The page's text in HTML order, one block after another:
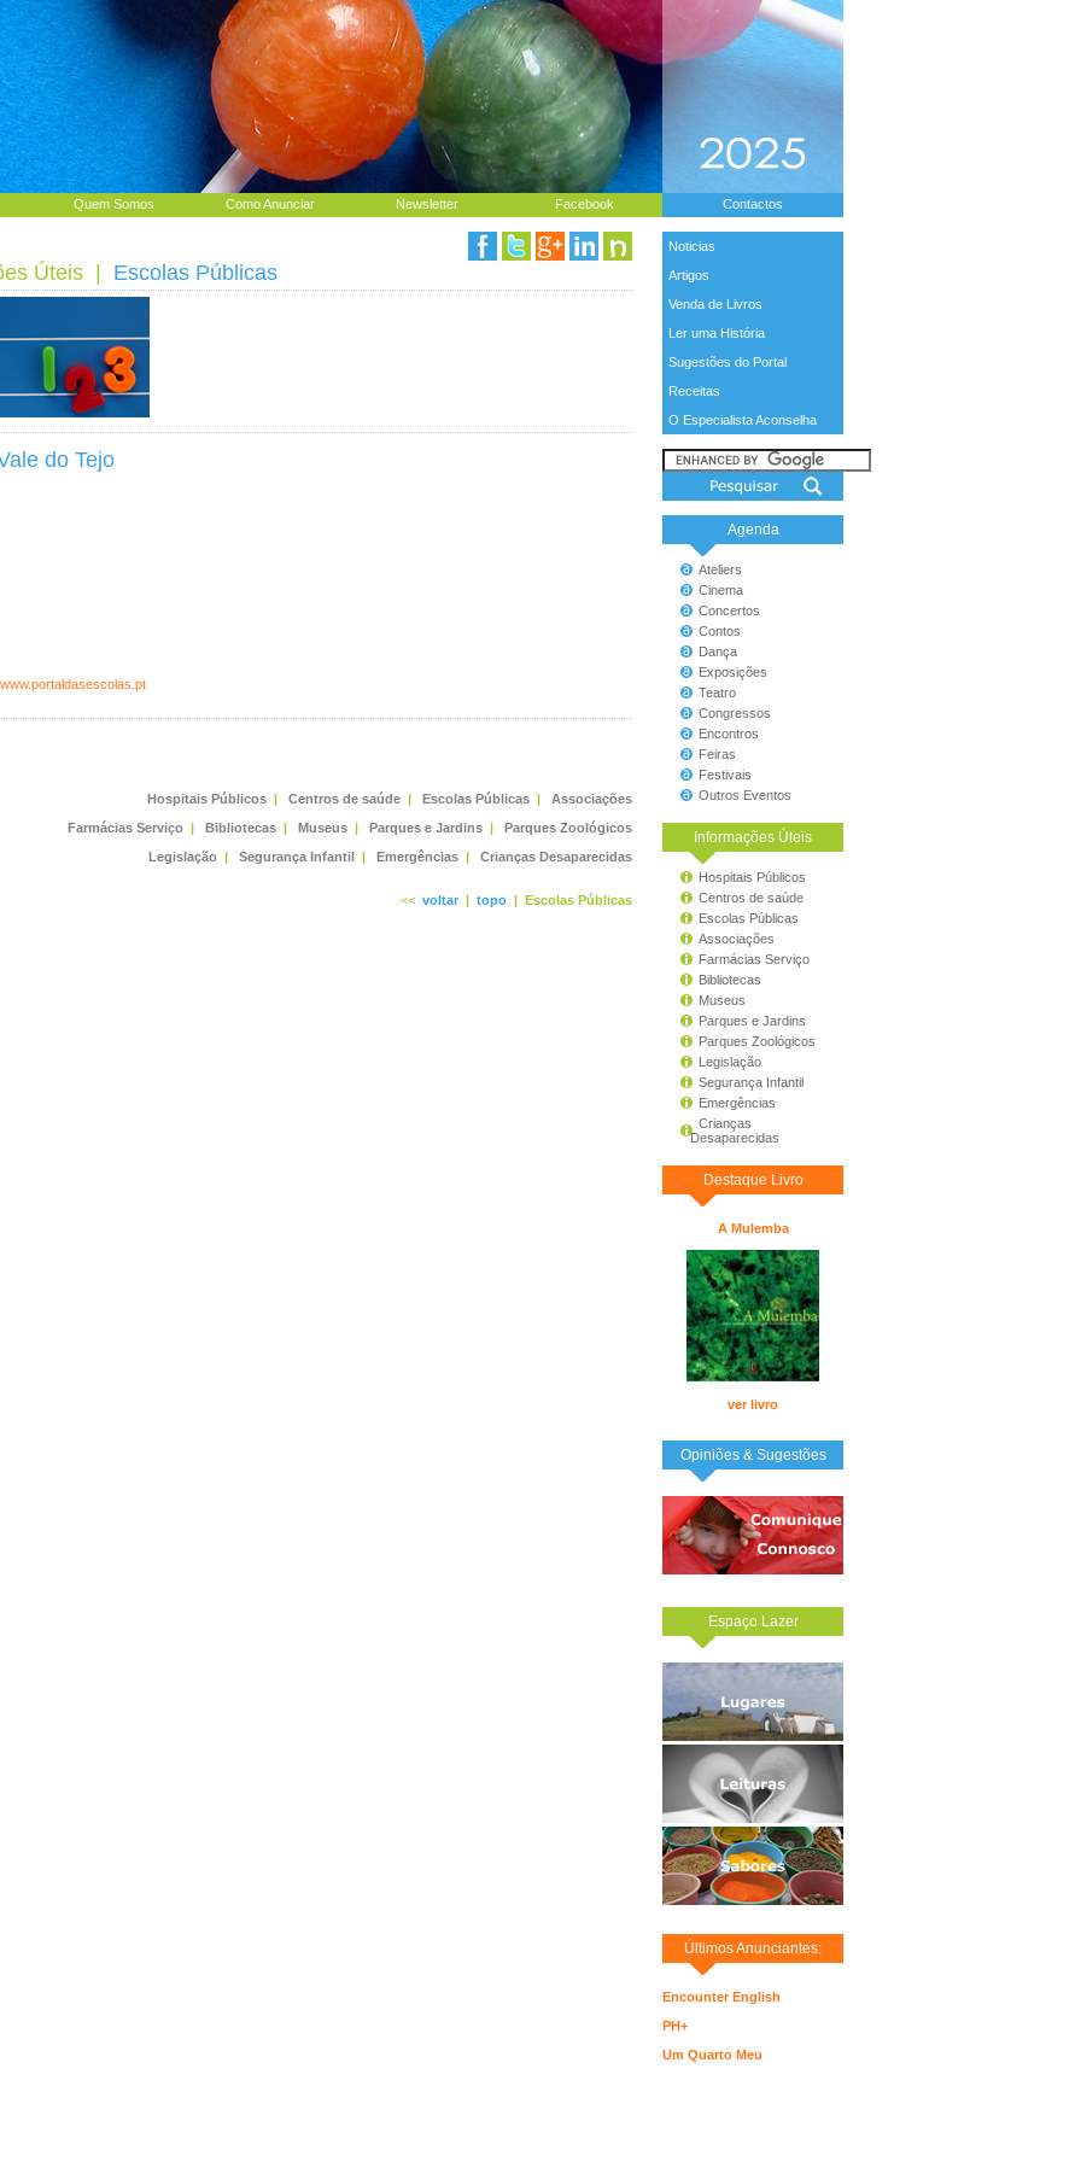
Quem Somos Como Anunciar Newsletter Facebook Contactos
Noticias
Artigos
Venda de Livros
Ler uma História
Sugestões do Portal
Receitas
O Especialista Aconselha
Agenda
Ateliers
Cinema
Concertos
Contos
Dança
Exposições
Teatro
Congressos
Encontros
Feiras
Festivais
Outros Eventos
Informações Úteis
Hospitais Públicos
Centros de saúde
Escolas Públicas
Associações
Farmácias Serviço
Bibliotecas
Museus
Parques e Jardins
Parques Zoológicos
Legislação
Segurança Infantil
Emergências
Crianças
Desaparecidas
Destaque Livro
A Mulemba
ver livro
Opiniões & Sugestões
Espaço Lazer
Últimos Anunciantes:
Encounter English
PH+
Um Quarto Meu
Úteis Escolas Públicas
do Tejo
Hospitais Públicos | Centros de saúde | Escolas Públicas |
Associações
Farmácias Serviço | Bibliotecas | Museus | Parques e Jardins |
Parques Zoológicos
Legislação | Segurança Infantil | Emergências | Crianças Desaparecidas
<< voltar | topo | Escolas Públicas